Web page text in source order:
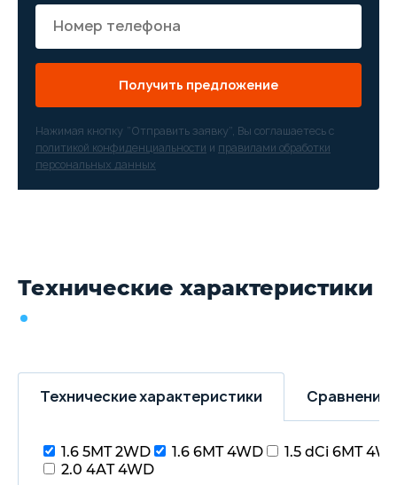
Получить предложение
Нажимая кнопку “Отправить заявку”, Вы соглашаетесь с
политикой конфиденциальности и правилами обработки
персональных данных
Технические характеристики
Технические характеристики Сравнение
1.6 5MT 2WD 1.6 6MT 4WD
1.5 dCi 6MT
2.0 4АT 4WD